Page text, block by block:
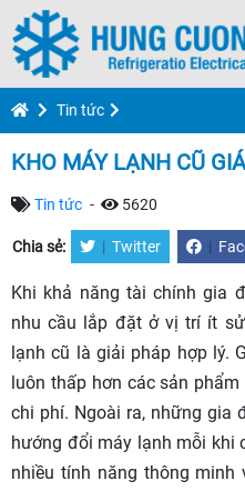
Tin tức
KHO MÁY LẠNH CŨ
Tin tức - 5620
Chia sẻ: | Twitter |
Khi khả năng tài chính gia
nhu cầu lắp đặt ở vị trí ít
lạnh cũ là giải pháp hợp lý.
luôn thấp hơn các sản
chi phí. Ngoài ra, những gia
hướng đổi máy lạnh mỗi khi
nhiều tính năng thông